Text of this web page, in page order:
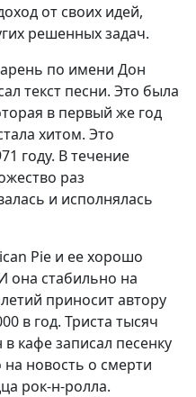
от своих идей,
решенных задач.
по имени Дон
текст песни. Это была
в первый же год
хитом. Это
году. В течение
раз
и исполнялась
Pie и ее хорошо
она стабильно на
приносит автору
в год. Триста тысяч
кафе записал песенку
на новость о смерти
рок-н-ролла.